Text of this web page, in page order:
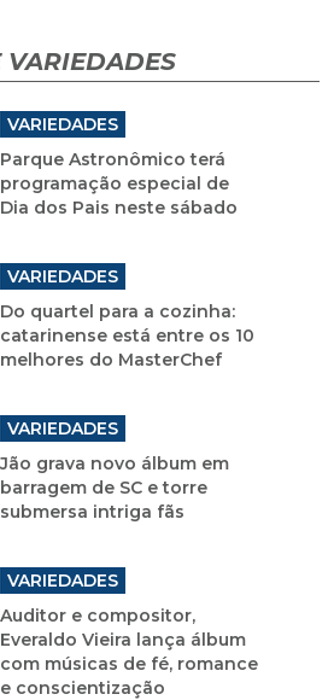
VARIEDADES
Parque Astronômico terá
programação especial de
Dia dos Pais neste sábado
VARIEDADES
Do quartel para a cozinha:
catarinense está entre os 10
melhores do MasterChef
VARIEDADES
Jão grava novo álbum em
barragem de SC e torre
submersa intriga fãs
VARIEDADES
Auditor e compositor,
Everaldo Vieira lança álbum
com músicas de fé, romance
e conscientização